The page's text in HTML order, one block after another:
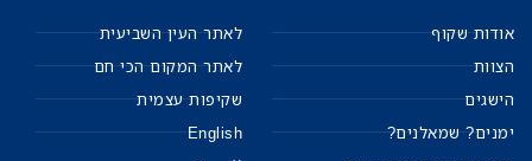
אודות שקוף
הצוות
הישגים
ימנים? שמאלנים?
לאתר העין השביעית
לאתר המקום הכי חם
שקיפות עצמית
English